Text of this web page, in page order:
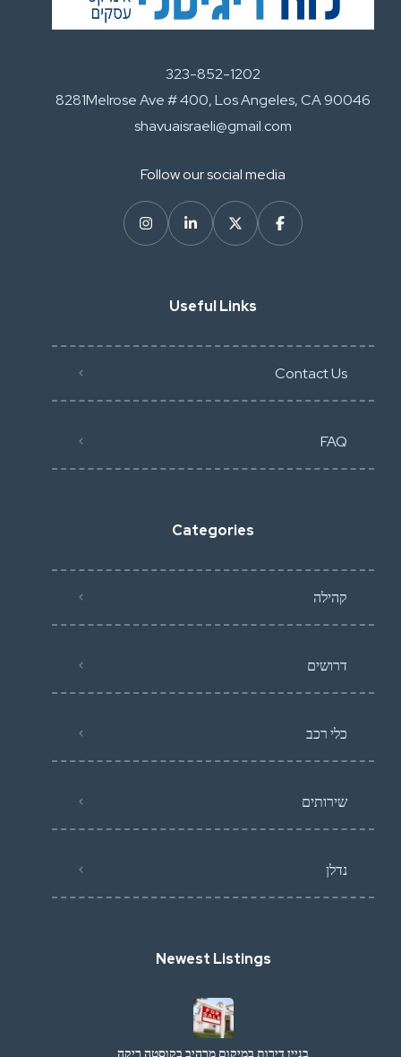
323-852-1202
8281Melrose Ave # 400, Los Angeles, CA 90046
shavuaisraeli@gmail.com
Follow our social media
Useful Links
Contact Us
FAQ
Categories
קהילה
דרושים
כלי רכב
שירותים
נדלן
Newest Listings
בניין דירות במיקום מרהיב בקוסטה ריקה